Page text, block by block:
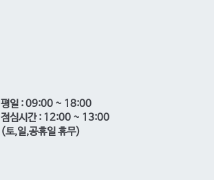
평일 : 09:00 ~ 18:00
점심시간 : 12:00 ~ 13:00
(토,일,공휴일 휴무)